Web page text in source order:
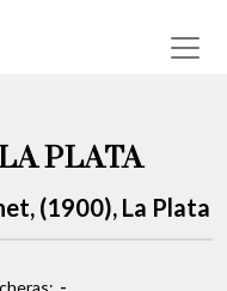
PLATA
(1900), La Plata